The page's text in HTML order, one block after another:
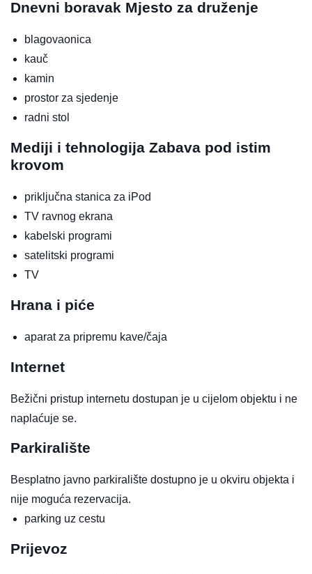
Dnevni boravak Mjesto za druženje
blagovaonica
kauč
kamin
prostor za sjedenje
radni stol
Mediji i tehnologija Zabava pod istim
krovom
priključna stanica za iPod
TV ravnog ekrana
kabelski programi
satelitski programi
TV
Hrana i piće
aparat za pripremu kave/čaja
Internet
Bežični pristup internetu dostupan je u cijelom objektu i ne
naplaćuje se.
Parkiralište
Besplatno javno parkiralište dostupno je u okviru objekta i
nije moguća rezervacija.
parking uz cestu
Prijevoz